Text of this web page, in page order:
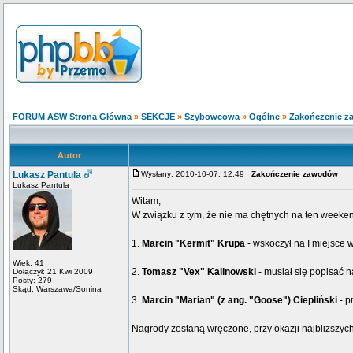
FORUM ASW Strona Główna » SEKCJE » Szybowcowa » Ogólne » Zakończenie
Autor
Lukasz Pantula
Lukasz Pantula
Wiek: 41
Dołączył: 21 Kwi 2009
Posty: 279
Skąd: Warszawa/Sonina
Wysłany: 2010-10-07, 12:49 Zakończenie zawodów
Witam,
W związku z tym, że nie ma chętnych na ten
1. Marcin "Kermit" Krupa - wskoczył na I miejsce
2. Tomasz "Vex" Kailnowski - musiał się popisać
3. Marcin "Marian" (z ang. "Goose") Ciepliński -
Nagrody zostaną wręczone, przy okazji